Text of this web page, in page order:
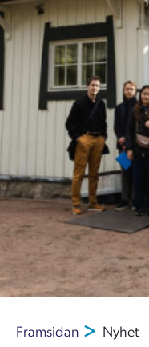
Framsidan Nyhet